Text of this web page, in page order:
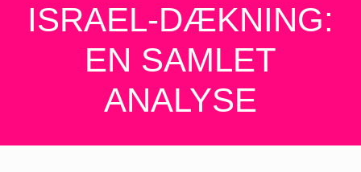
ISRAEL-DÆKNING:
EN SAMLET
ANALYSE